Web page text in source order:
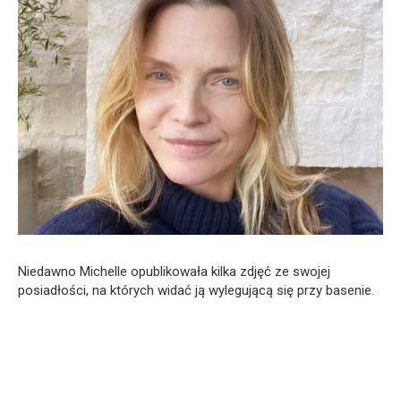
Niedawno Michelle opublikowała kilka zdjęć ze swojej
posiadłości, na których widać ją wylegującą się przy basenie.